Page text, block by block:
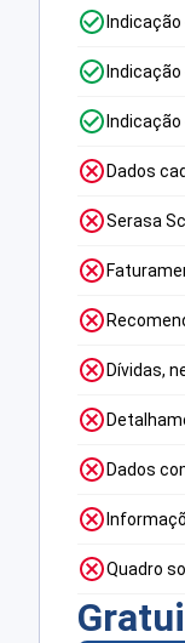
Dados
Serasa
Dívidas,
Dados
Quadro